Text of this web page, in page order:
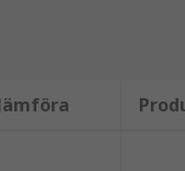
applikationen
är:
ger en
ett